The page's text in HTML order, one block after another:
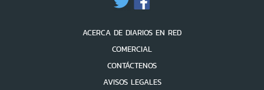
ACERCA DE DIARIOS EN RED
COMERCIAL
CONTÁCTENOS
AVISOS LEGALES